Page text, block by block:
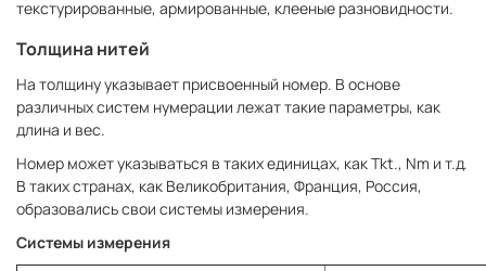
текстурированные, армированные, клееные разновидности.
Толщина нитей
На толщину указывает присвоенный номер. В основе
различных систем нумерации лежат такие параметры, как
длина и вес.
Номер может указываться в таких единицах, как Tkt., Nm и т.д.
В таких странах, как Великобритания, Франция, Россия,
образовались свои системы измерения.
Системы измерения